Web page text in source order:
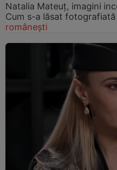
Natalia Mateuț, imagini
Cum s-a lăsat
românești